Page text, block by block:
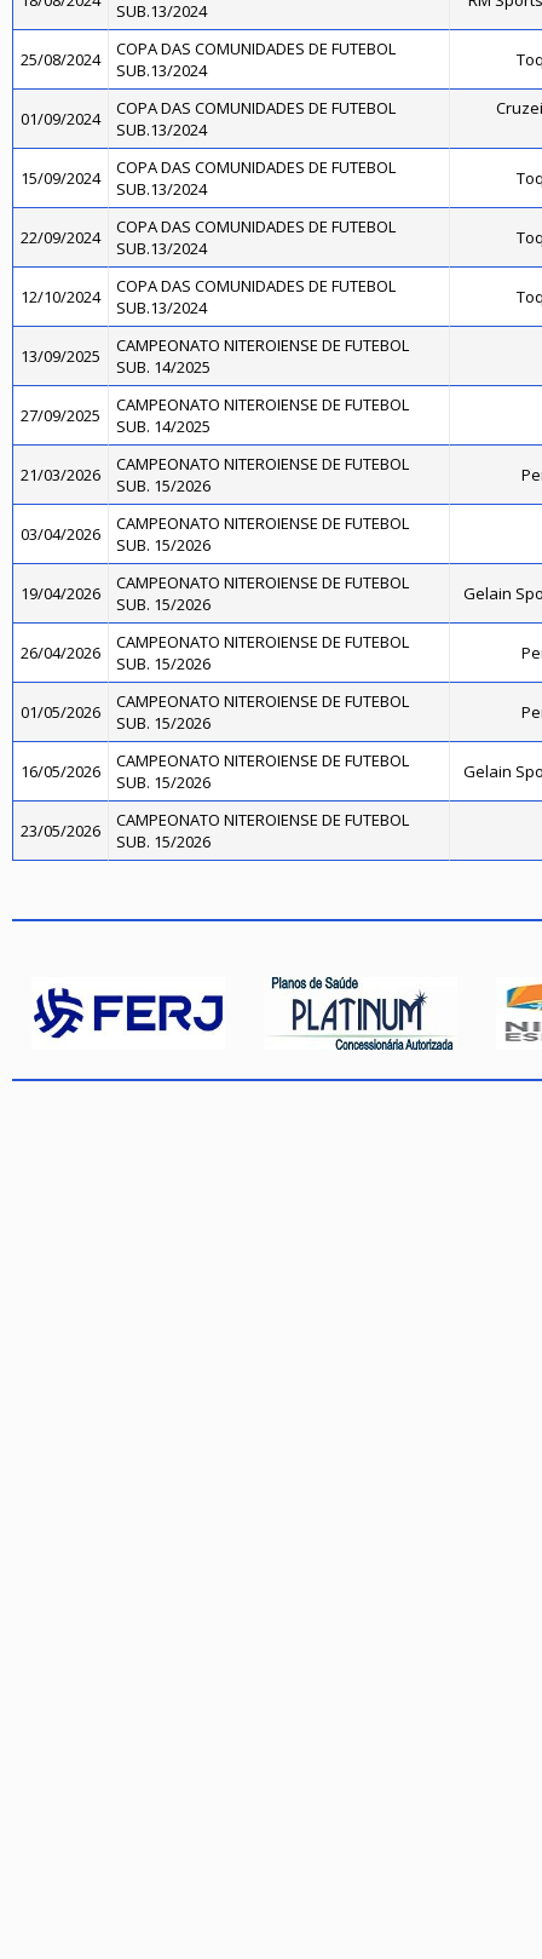
SUB.13/2024
25/08/2024
COPA DAS COMUNIDADES DE FUTEBOL
SUB.13/2024
01/09/2024
COPA DAS COMUNIDADES DE FUTEBOL
SUB.13/2024
15/09/2024
COPA DAS COMUNIDADES DE FUTEBOL
SUB.13/2024
22/09/2024
COPA DAS COMUNIDADES DE FUTEBOL
SUB.13/2024
12/10/2024
COPA DAS COMUNIDADES DE FUTEBOL
SUB.13/2024
13/09/2025
CAMPEONATO NITEROIENSE DE FUTEBOL
SUB. 14/2025
27/09/2025
CAMPEONATO NITEROIENSE DE FUTEBOL
SUB. 14/2025
21/03/2026
CAMPEONATO NITEROIENSE DE FUTEBOL
SUB. 15/2026
03/04/2026
CAMPEONATO NITEROIENSE DE FUTEBOL
SUB. 15/2026
19/04/2026
CAMPEONATO NITEROIENSE DE FUTEBOL
SUB. 15/2026
Gelain
26/04/2026
CAMPEONATO NITEROIENSE DE FUTEBOL
SUB. 15/2026
01/05/2026
CAMPEONATO NITEROIENSE DE FUTEBOL
SUB. 15/2026
16/05/2026
CAMPEONATO NITEROIENSE DE FUTEBOL
SUB. 15/2026
Gelain
23/05/2026
CAMPEONATO NITEROIENSE DE FUTEBOL
SUB. 15/2026